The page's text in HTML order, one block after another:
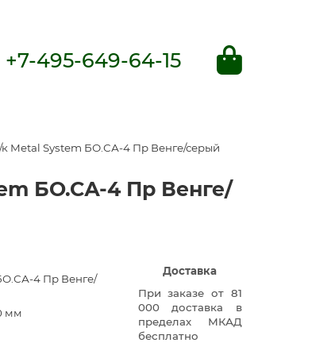
+7-495-649-64-15
Metal System БО.СА-4 Пр Венге/серый
БО.СА-4 Пр Венге/
4 Пр Венге/
мм
Доставка
При заказе от 81
000 доставка в
пределах МКАД
бесплатно